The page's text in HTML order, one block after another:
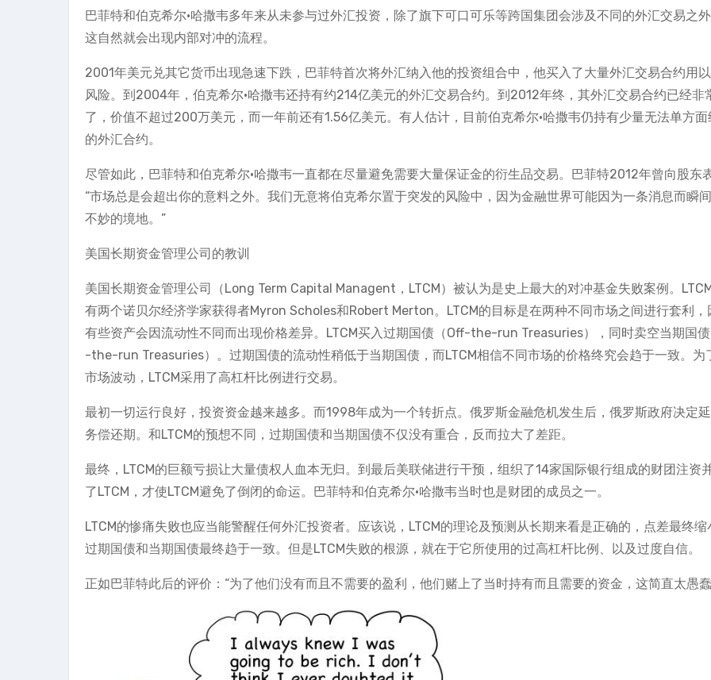
巴菲特和伯克希尔·哈撒韦多年来从未参与过外汇投资，除了旗下可口可乐等跨国集团会涉及不同的外汇交易之
这自然就会出现内部对冲的流程。
2001年美元兑其它货币出现急速下跌，巴菲特首次将外汇纳入他的投资组合中，他买入了大量外汇交易合约用
风险。到2004年，伯克希尔·哈撒韦还持有约214亿美元的外汇交易合约。到2012年终，其外汇交易合约已经非
了，价值不超过200万美元，而一年前还有1.56亿美元。有人估计，目前伯克希尔·哈撒韦仍持有少量无法单方面
的外汇合约。
尽管如此，巴菲特和伯克希尔·哈撒韦一直都在尽量避免需要大量保证金的衍生品交易。巴菲特2012年曾向股东
“市场总是会超出你的意料之外。我们无意将伯克希尔置于突发的风险中，因为金融世界可能因为一条消息而瞬
不妙的境地。”
美国长期资金管理公司的教训
美国长期资金管理公司（Long Term Capital Managent，LTCM）被认为是史上最大的对冲基金失败案例。
有两个诺贝尔经济学家获得者Myron Scholes和Robert Merton。LTCM的目标是在两种不同市场之间进行套利，
有些资产会因流动性不同而出现价格差异。LTCM买入过期国债（Off-the-run Treasuries），同时卖空当期国
-the-run Treasuries）。过期国债的流动性稍低于当期国债，而LTCM相信不同市场的价格终究会趋于一致。为
市场波动，LTCM采用了高杠杆比例进行交易。
最初一切运行良好，投资资金越来越多。而1998年成为一个转折点。俄罗斯金融危机发生后，俄罗斯政府决定
务偿还期。和LTCM的预想不同，过期国债和当期国债不仅没有重合，反而拉大了差距。
最终，LTCM的巨额亏损让大量债权人血本无归。到最后美联储进行干预，组织了14家国际银行组成的财团注资
了LTCM，才使LTCM避免了倒闭的命运。巴菲特和伯克希尔·哈撒韦当时也是财团的成员之一。
LTCM的惨痛失败也应当能警醒任何外汇投资者。应该说，LTCM的理论及预测从长期来看是正确的，点差最终缩
过期国债和当期国债最终趋于一致。但是LTCM失败的根源，就在于它所使用的过高杠杆比例、以及过度自信。
正如巴菲特此后的评价：“为了他们没有而且不需要的盈利，他们赌上了当时持有而且需要的资金，这简直太愚